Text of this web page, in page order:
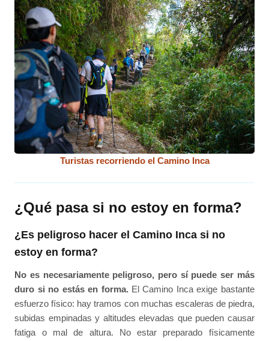
Turistas recorriendo el Camino Inca
¿Qué pasa si no estoy en forma?
¿Es peligroso hacer el Camino Inca si no
estoy en forma?
No es necesariamente peligroso, pero sí puede ser más
duro si no estás en forma.El Camino Inca exige bastante
esfuerzo físico: hay tramos con muchas escaleras de piedra,
subidas empinadas y altitudes elevadas que pueden causar
fatiga o mal de altura. No estar preparado físicamente